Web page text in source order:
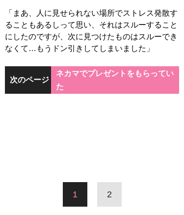
「まあ、人に見せられない場所でストレス発散す
ることもあるしって思い、それはスルーすること
にしたのですが、次に見つけたものはスルーでき
なくて…もうドン引きしてしまいました」
次のページ
ネカマでプレゼントをもらってい
た
1 2